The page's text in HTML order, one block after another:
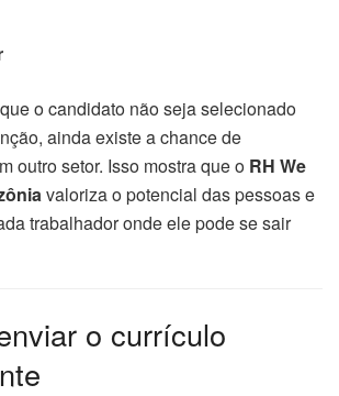
o candidato não seja selecionado
ainda existe a chance de
outro setor. Isso mostra que o RH We
valoriza o potencial das pessoas e
trabalhador onde ele pode se sair
o currículo